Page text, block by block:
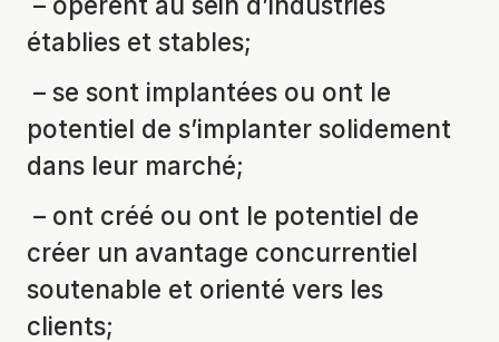
établies et stables;
– se sont implantées ou ont le
potentiel de s’implanter solidement
dans leur marché;
– ont créé ou ont le potentiel de
créer un avantage concurrentiel
soutenable et orienté vers les
clients;